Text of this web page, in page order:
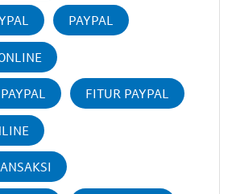
PAYPAL
FITUR PAYPAL